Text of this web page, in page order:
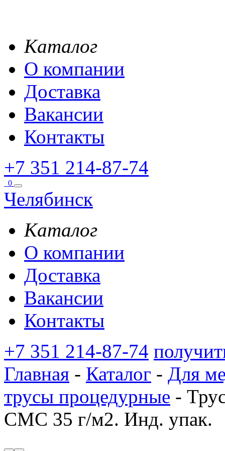
Каталог
О компании
Доставка
Вакансии
Контакты
+7 351 214-87-74
0
Челябинск
Каталог
О компании
Доставка
Вакансии
Контакты
+7 351 214-87-74
Главная - Каталог - Для
трусы процедурные -
СМС 35 г/м2. Инд. упак.